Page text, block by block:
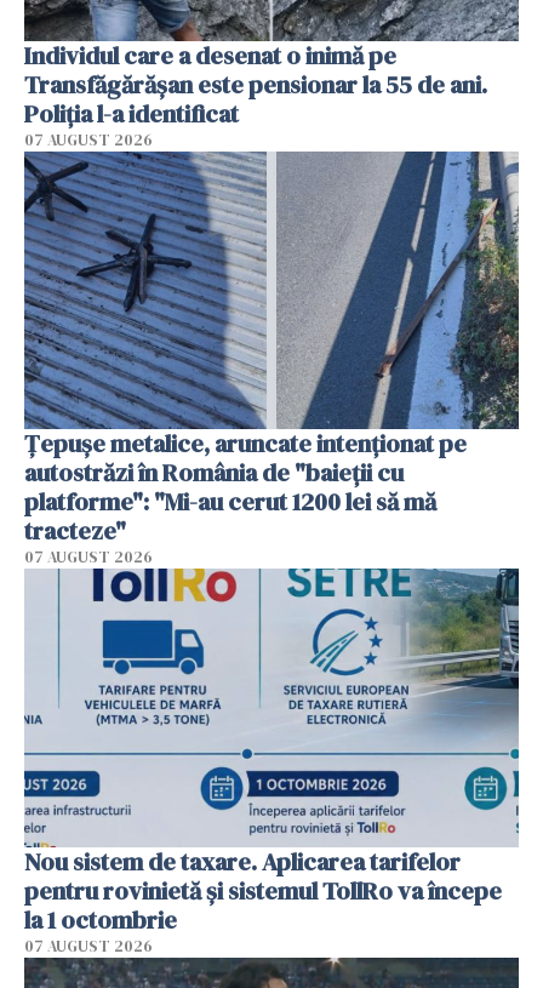
Individul care a desenat o inimă pe
Transfăgărășan este pensionar la 55 de ani.
Poliția l-a identificat
07 AUGUST 2026
Țepușe metalice, aruncate intenționat pe
autostrăzi în România de "baieții cu
platforme": "Mi-au cerut 1200 lei să mă
tracteze"
07 AUGUST 2026
Nou sistem de taxare. Aplicarea tarifelor
pentru rovinietă şi sistemul TollRo va începe
la 1 octombrie
07 AUGUST 2026